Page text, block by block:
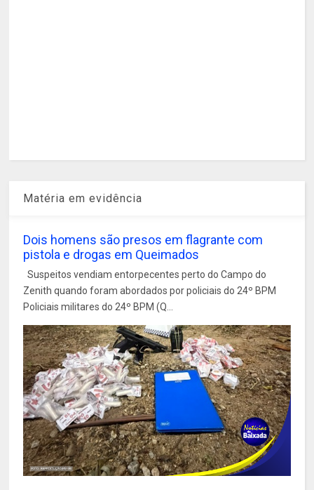
Matéria em evidência
Dois homens são presos em flagrante com
pistola e drogas em Queimados
Suspeitos vendiam entorpecentes perto do Campo do
Zenith quando foram abordados por policiais do 24º BPM
Policiais militares do 24º BPM (Q...